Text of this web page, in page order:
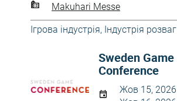
Makuhari Messe
Ігрова індустрія, Індустрія розваг
Sweden Game
Conference
Жов 15, 2026